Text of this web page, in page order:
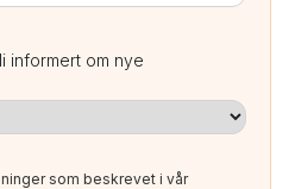
informert om nye
som beskrevet i vår